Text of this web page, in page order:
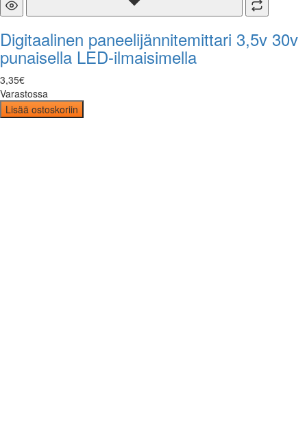
Digitaalinen paneelijännitemittari 3,5v 30v
punaisella LED-ilmaisimella
3,35€
Varastossa
Lisää ostoskoriin